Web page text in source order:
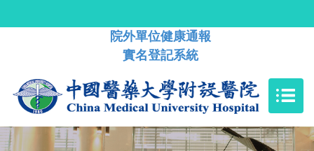
院外單位健康通報
實名登記系統